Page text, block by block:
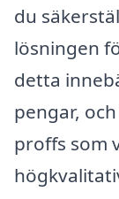
du
lösningen
detta
pengar,
proffs som